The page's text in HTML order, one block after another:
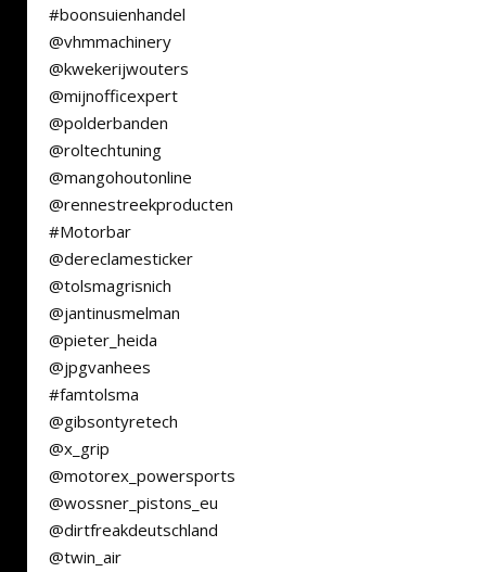
#boonsuienhandel
@vhmmachinery
@kwekerijwouters
@mijnofficexpert
@polderbanden
@roltechtuning
@mangohoutonline
@rennestreekproducten
#Motorbar
@dereclamesticker
@tolsmagrisnich
@jantinusmelman
@pieter_heida
@jpgvanhees
#famtolsma
@gibsontyretech
@x_grip
@motorex_powersports
@wossner_pistons_eu
@dirtfreakdeutschland
@twin_air